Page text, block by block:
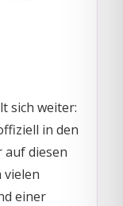
sich weiter:
in den
diesen
vielen
einer